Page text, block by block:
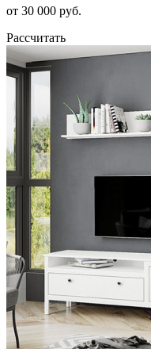
от 30 000 руб.
Рассчитать